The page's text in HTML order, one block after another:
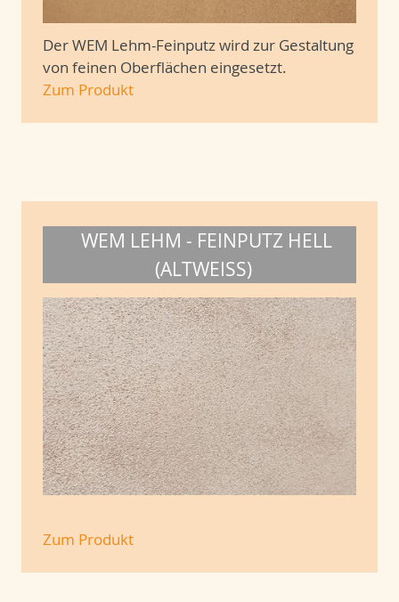
Der WEM Lehm-Feinputz wird zur Gestaltung
von feinen Oberflächen eingesetzt.
Zum Produkt
WEM LEHM - FEINPUTZ HELL
(ALTWEISS)
Zum Produkt